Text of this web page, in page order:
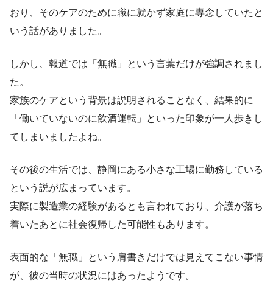
おり、そのケアのために職に就かず家庭に専念していたと
いう話がありました。
しかし、報道では「無職」という言葉だけが強調されまし
た。
家族のケアという背景は説明されることなく、結果的に
「働いていないのに飲酒運転」といった印象が一人歩きし
てしまいましたよね。
その後の生活では、静岡にある小さな工場に勤務している
という説が広まっています。
実際に製造業の経験があるとも言われており、介護が落ち
着いたあとに社会復帰した可能性もあります。
表面的な「無職」という肩書きだけでは見えてこない事情
が、彼の当時の状況にはあったようです。